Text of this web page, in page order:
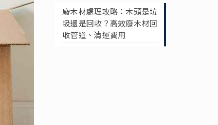
廢木材處理攻略：木頭是垃
圾還是回收？高效廢木材回
收管道、清運費用